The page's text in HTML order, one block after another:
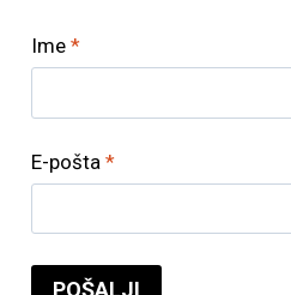
Ime*
E-pošta*